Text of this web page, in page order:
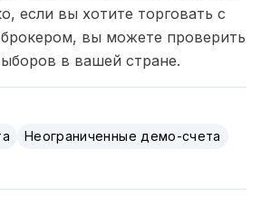
если вы хотите торговать с
вы можете проверить
в вашей стране.
Неограниченные демо-счета